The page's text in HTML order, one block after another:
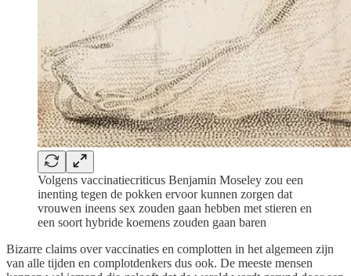
Volgens vaccinatiecriticus Benjamin Moseley zou een
inenting tegen de pokken ervoor kunnen zorgen dat
vrouwen ineens sex zouden gaan hebben met stieren en
een soort hybride koemens zouden gaan baren
Bizarre claims over vaccinaties en complotten in het algemeen zijn
van alle tijden en complotdenkers dus ook. De meeste mensen